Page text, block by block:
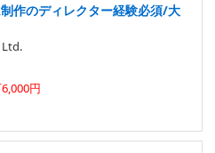
作のディレクター経験必須/大
Ltd.
円